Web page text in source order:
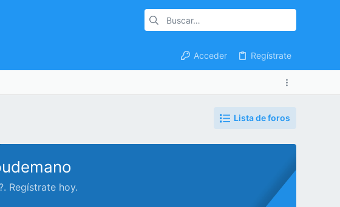
Acceder Regístrate
Lista de foros
Regístrate hoy.